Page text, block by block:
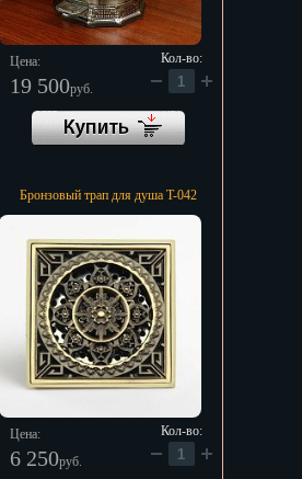
Цена:
19 500руб.
Кол-во:
Бронзовый трап для душа T-042
Цена:
6 250руб.
Кол-во: